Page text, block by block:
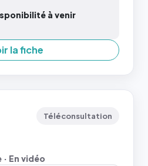
à venir
la fiche
Téléconsultation
En vidéo